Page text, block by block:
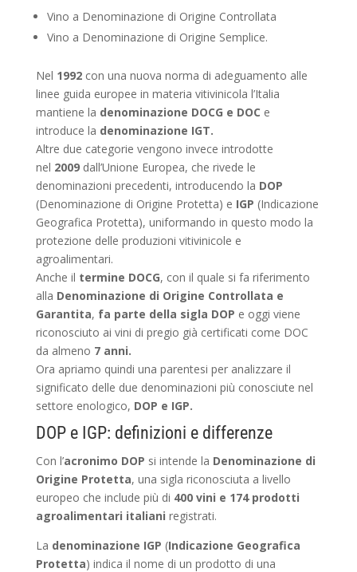
Vino a Denominazione di Origine Controllata
Vino a Denominazione di Origine Semplice.
Nel 1992con una nuova norma di adeguamento alle
linee guida europee in materia vitivinicola l’Italia
mantiene la denominazione DOCG e DOC e
introduce la denominazione IGT.
Altre due categorie vengono invece introdotte
nel 2009 dall’Unione Europea, che rivede le
denominazioni precedenti, introducendo la DOP
(Denominazione di Origine Protetta) e IGP (Indicazione
Geografica Protetta), uniformando in questo modo la
protezione delle produzioni vitivinicole e
agroalimentari.
Anche il termine DOCG, con il quale si fa riferimento
alla Denominazione di Origine Controllata e
Garantita, fa parte della sigla DOP e oggi viene
riconosciuto ai vini di pregio già certificati come DOC
da almeno 7 anni.
Ora apriamo quindi una parentesi per analizzare il
significato delle due denominazioni più conosciute nel
settore enologico, DOP e IGP.
DOP e IGP: definizioni e differenze
Con l’acronimo DOP si intende la Denominazione di
Origine Protetta, una sigla riconosciuta a livello
europeo che include più di 400 vini e 174 prodotti
agroalimentari italiani registrati.
La denominazione IGP (Indicazione Geografica
Protetta) indica il nome di un prodotto di una